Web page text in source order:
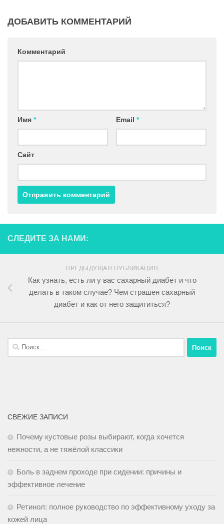
ДОБАВИТЬ КОММЕНТАРИЙ
Комментарий
Имя * Email *
Сайт
СЛЕДИТЕ ЗА НАМИ:
ПРЕДЫДУЩАЯ ПУБЛИКАЦИЯ
Как узнать, есть ли у вас сахарный диабет и что
делать в таком случае? Чем страшен сахарный
диабет и как от него защититься?
СВЕЖИЕ ЗАПИСИ
Почему кустовые розы выбирают, когда хочется
нежности, а не тяжёлой классики
Боль в заднем проходе при сидении: причины и
эффективное лечение
Ретинол: полное руководство по эффективному уходу за
кожей лица